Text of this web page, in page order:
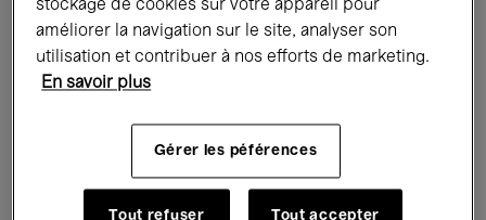
Expositions Films Performances
Rencontres & Débats Jazz
Musique électronique
stockage de cookies sur votre appareil pour
améliorer la navigation sur le site, analyser son
utilisation et contribuer à nos efforts de marketing.
En savoir plus
Gérer les péférences
Tout refuser Tout accepter